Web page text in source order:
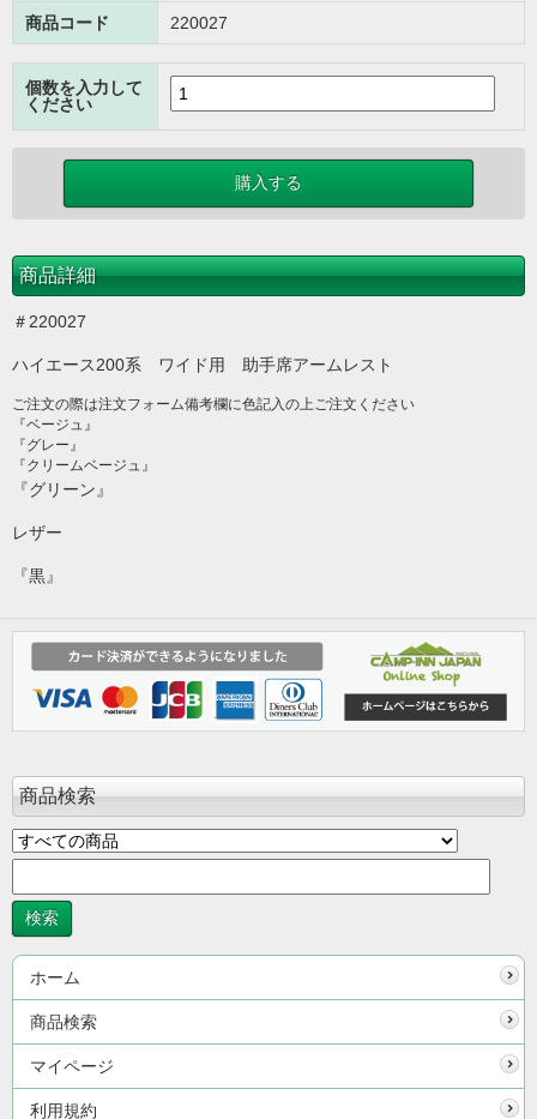
商品コード 220027
個数を入力して
ください
商品詳細
＃220027
ハイエース200系 ワイド用 助手席アームレスト
ご注文の際は注文フォーム備考欄に色記入の上ご注文ください
『ベージュ』
『グレー』
『クリームベージュ』
『グリーン』
レザー
『黒』
商品検索
ホーム
商品検索
マイページ
利用規約